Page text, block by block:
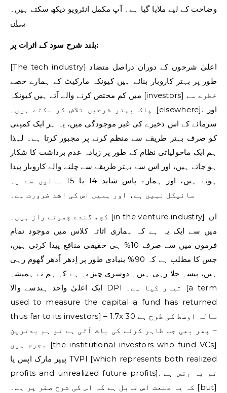
وضاحت کے لیے ملایا گیا ہے۔ آپ مکمل انٹرویو دیکھ سکتے ہیں۔
یہاں.
بلند شرح سود کے اثرات پر:
[The tech industry] اعلیٰ شرحوں کے دوران دراصل متضاد
طور پر بہتر کاروبار بنائے ہیں کیونکہ مارکیٹ کے ہمارے حصے
میں کم مختص کرنے والے آتے ہیں کیونکہ [investors] خطرے سے
پاک بہتر شرحیں تلاش کر سکتے ہیں۔ [elsewhere]. اور
سرمائے کے اس ذخیرے کی غیر موجودگی میں، یہ ہر ایک کمپنی
کو صرف بہتر طریقے سے منظم کرنے پر مجبور کرتا ہے۔ لہٰذا
ہم ایک ماحولیاتی نظام کے طور پر زیادہ عدم برداشت کا شکار
ہو جاتے ہیں، اور اس سے بہتر طریقے سے چلنے والے کاروبار پیدا
ہوتے ہیں، اور ہمارے پاس شاید 14 یا 15 سالوں سے یہ
سائیکل نہیں ہے، اور ہمیں اس کی اشد ضرورت ہے۔
کچھ گندے چھوٹے راز ہیں۔ [in the venture industry]. ان
میں سے ایک یہ ہے کہ ہماری اثاثہ کلاس میں موجود تمام
فرموں میں سے صرف 10% ہی حقیقی منافع پیدا کرتی ہیں،
جس کا مطلب ہے کہ 90% بنیادی طور پر اِدھر اُدھر گھوم رہی
ہیں، پیسہ جلا رہی ہیں۔ دوسری چیز یہ ہے کہ ہم نے ہمیشہ
ایک اعلیٰ واحد ہندسے والا DPI تیار کیا ہے۔ [a term
used to measure the capital a fund has returned
thus far to its investors] – 1.7x 30 سالہ اوسط کی طرح ہے
– پھر بھی جب ظاہر کرنے کی بات آتی ہے تو ہم بدترین
مجرم ہیں [the institutional investors who fund VCs]
پیپر مارک اپس یا TVPI [which represents both realized
profits and unrealized future profits]. تو یہ رقص ہے
کہ یہ صنعت اس قابل ہے کہ اس کی شرح صفر پر ہے۔ [but]